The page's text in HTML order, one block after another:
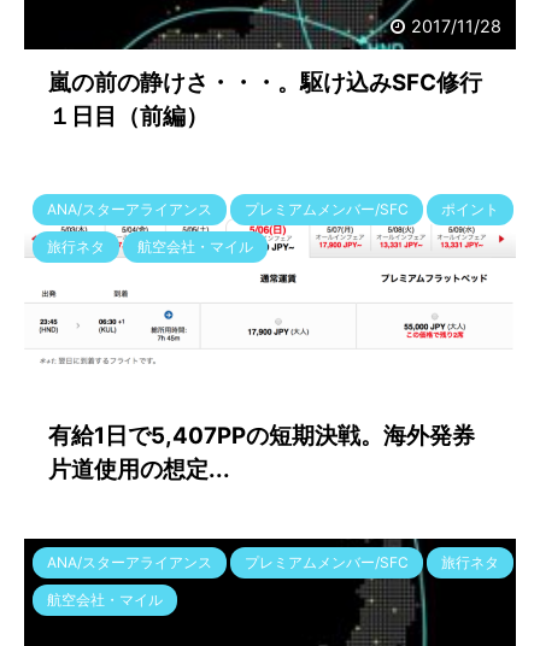
2017/11/28
嵐の前の静けさ・・・。駆け込みSFC修行
１日目（前編）
ANA/スターアライアンス プレミアムメンバー/SFC ポイント
旅行ネタ 航空会社・マイル
有給1日で5,407PPの短期決戦。海外発券
片道使用の想定...
ANA/スターアライアンス プレミアムメンバー/SFC 旅行ネタ
航空会社・マイル